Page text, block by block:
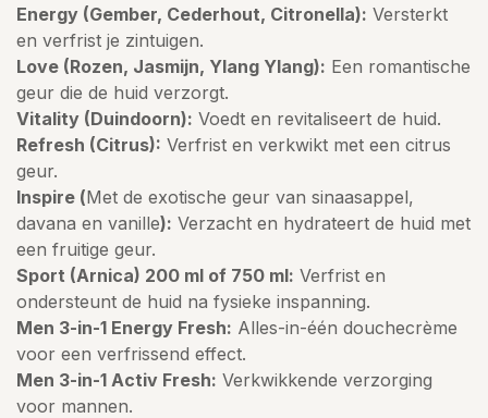
Energy (Gember, Cederhout, Citronella): Versterkt
en verfrist je zintuigen.
Love (Rozen, Jasmijn, Ylang Ylang): Een romantische
geur die de huid verzorgt.
Vitality (Duindoorn): Voedt en revitaliseert de huid.
Refresh (Citrus): Verfrist en verkwikt met een citrus
geur.
Inspire (Met de exotische geur van sinaasappel,
davana en vanille): Verzacht en hydrateert de huid met
een fruitige geur.
Sport (Arnica) 200 ml of 750 ml: Verfrist en
ondersteunt de huid na fysieke inspanning.
Men 3-in-1 Energy Fresh: Alles-in-één douchecrème
voor een verfrissend effect.
Men 3-in-1 Activ Fresh: Verkwikkende verzorging
voor mannen.